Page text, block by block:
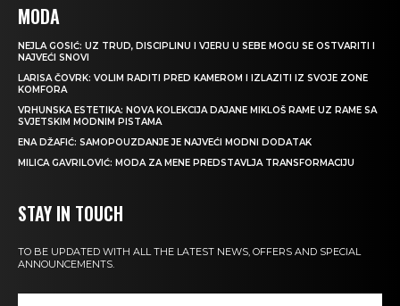
MODA
NEJLA GOSIĆ: UZ TRUD, DISCIPLINU I VJERU U SEBE MOGU SE OSTVARITI I
NAJVEĆI SNOVI
LARISA ČOVRK: VOLIM RADITI PRED KAMEROM I IZLAZITI IZ SVOJE ZONE
KOMFORA
VRHUNSKA ESTETIKA: NOVA KOLEKCIJA DAJANE MIKLOŠ RAME UZ RAME SA
SVJETSKIM MODNIM PISTAMA
ENA DŽAFIĆ: SAMOPOUZDANJE JE NAJVEĆI MODNI DODATAK
MILICA GAVRILOVIĆ: MODA ZA MENE PREDSTAVLJA TRANSFORMACIJU
STAY IN TOUCH
TO BE UPDATED WITH ALL THE LATEST NEWS, OFFERS AND SPECIAL
ANNOUNCEMENTS.